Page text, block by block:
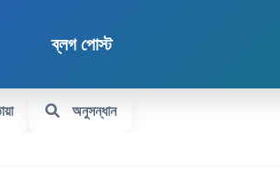
ব্লগ পোস্ট
অনুসন্ধান